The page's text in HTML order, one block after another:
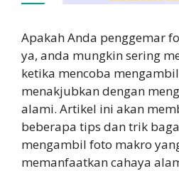
Apakah Anda penggemar
ya, anda mungkin sering
ketika mencoba
menakjubkan dengan
alami. Artikel ini akan
beberapa tips dan trik
mengambil foto makro
memanfaatkan cahaya